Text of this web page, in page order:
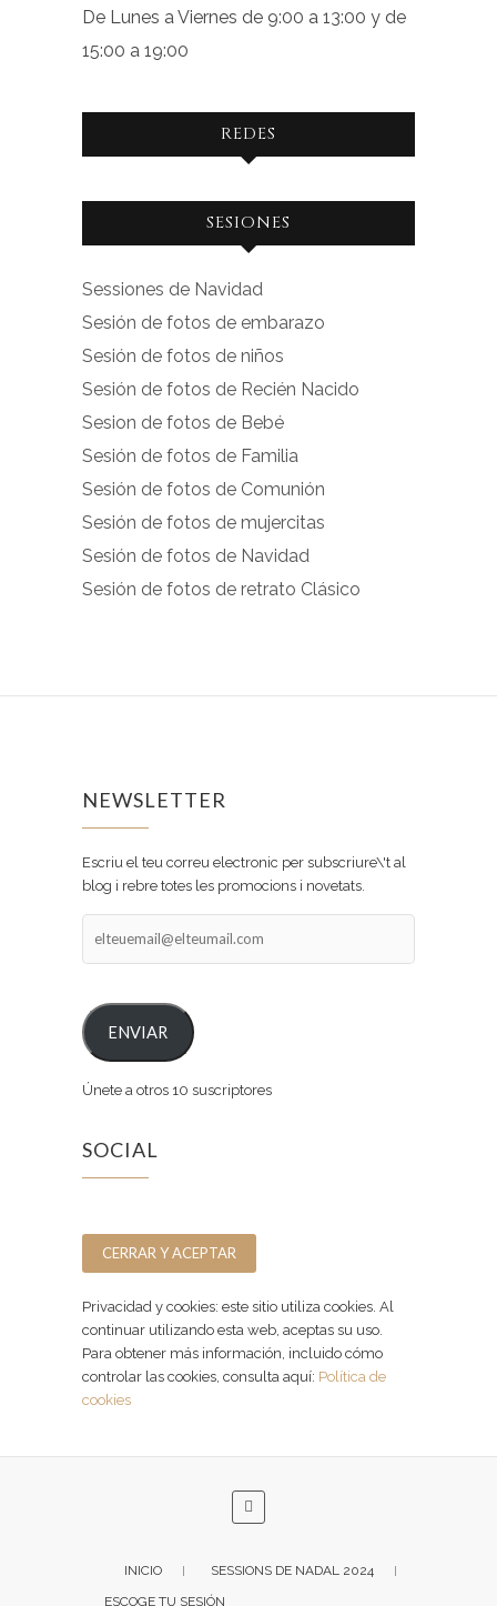
De Lunes a Viernes de 9:00 a 13:00 y de
15:00 a 19:00
REDES
Ver
facebook.com
en
Facebook
Ver
instagram.com
en
Instagram
SESIONES
Sessiones de Navidad
Sesión de fotos de embarazo
Sesión de fotos de niños
Sesión de fotos de Recién Nacido
Sesion de fotos de Bebé
Sesión de fotos de Familia
Sesión de fotos de Comunión
Sesión de fotos de mujercitas
Sesión de fotos de Navidad
Sesión de fotos de retrato Clásico
NEWSLETTER
Escriu el teu correu electronic per subscriure\'t al
blog i rebre totes les promocions i novetats.
ENVIAR
Únete a otros 10 suscriptores
SOCIAL
Privacidad y cookies: este sitio utiliza cookies. Al
continuar utilizando esta web, aceptas su uso.
Para obtener más información, incluido cómo
controlar las cookies, consulta aquí: Política de
cookies
INICIO
SESSIONS DE NADAL 2024
ESCOGE TU SESIÓN